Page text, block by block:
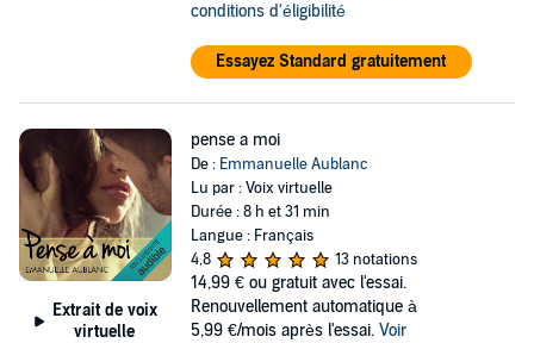
conditions d'éligibilité
Essayez Standard gratuitement
Extrait de voix
virtuelle
pense a moi
De : Emmanuelle Aublanc
Lu par : Voix virtuelle
Durée : 8 h et 31 min
Langue : Français
4,8
13 notations
14,99 € ou gratuit avec l'essai.
Renouvellement automatique à
5,99 €/mois après l'essai. Voir